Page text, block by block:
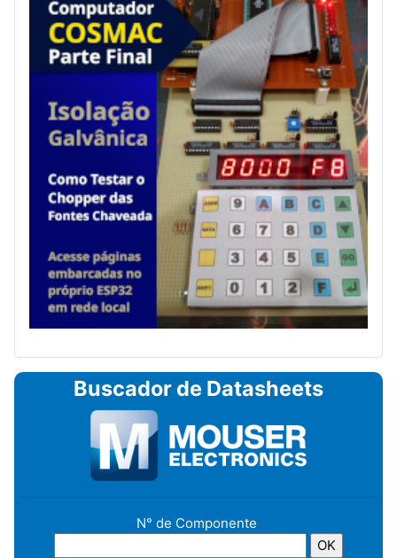
Buscador de Datasheets
N° de Componente